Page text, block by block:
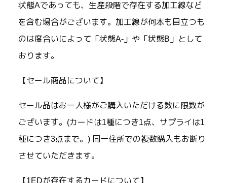
状態Aであっても、生産段階で存在する加工線など
を含む場合がございます。加工線が何本も目立つも
のは度合いによって「状態A-」や「状態B」として
おります。
【セール商品について】
セール品はお一人様がご購入いただける数に限数が
ございます。(カードは1種につき1点、サプライは1
種につき3点まで。) 同一住所での複数購入もお断り
させていただきます。
【1EDが存在するカードについて】